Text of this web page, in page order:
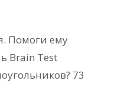
Помоги ему
Brain Test
73